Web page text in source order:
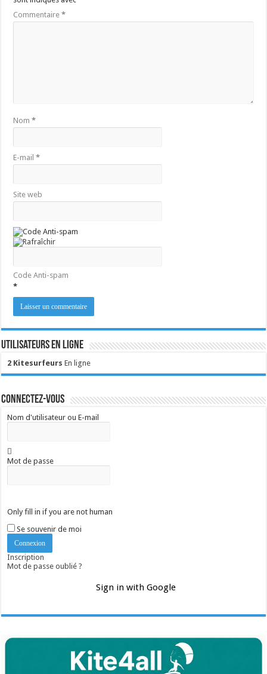
Commentaire*
Nom*
E-mail*
Site web
Code Anti-spam
*
Utilisateurs en ligne
2 Kitesurfeurs En ligne
Connectez-vous
Nom d'utilisateur ou E-mail
Mot de passe
Only fill in if you are not human
Se souvenir de moi
Inscription
Mot de passe oublié ?
Sign in with Google